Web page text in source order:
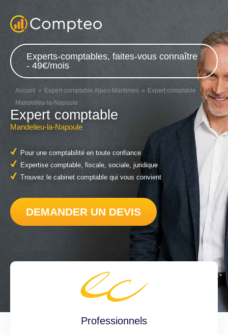
Experts-comptables, faites-vous connaître
- 49€/mois
Accueil Expert-comptable Alpes-Maritimes
Expert comptable
Mandelieu-la-Napoule
Expert comptable
Mandelieu-la-Napoule
Pour une comptabilité en toute confiance
Expertise comptable, fiscale, sociale, juridique
Trouvez le cabinet comptable qui vous convient
DEMANDER UN DEVIS
Professionnels